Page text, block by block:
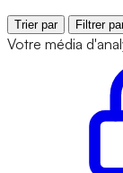
Trier par Filtrer
Votre média